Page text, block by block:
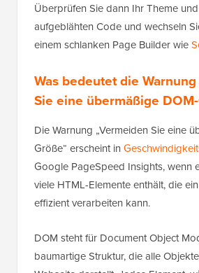
Überprüfen Sie dann Ihr Theme
aufgeblähten Code und wechseln
einem schlanken Page Builder wie
Was bedeutet die
Sie eine übermäßige
Die Warnung „Vermeiden Sie eine
Größe“ erscheint in
Google PageSpeed Insights, wenn
viele HTML-Elemente enthält, die
effizient verarbeiten kann.
DOM steht für Document Object
baumartige Struktur, die alle